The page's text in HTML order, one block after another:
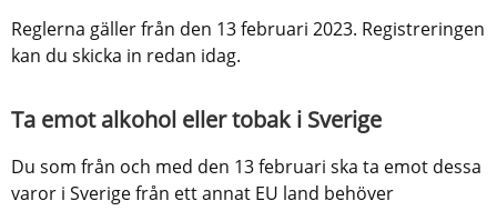
Reglerna gäller från den 13 februari 2023. Registreringen
kan du skicka in redan idag.
Ta emot alkohol eller tobak i Sverige
Du som från och med den 13 februari ska ta emot dessa
varor i Sverige från ett annat EU land behöver